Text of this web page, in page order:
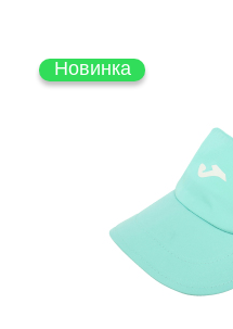
Новинка